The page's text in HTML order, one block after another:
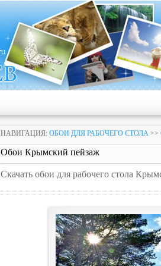
НАВИГАЦИЯ: ОБОИ ДЛЯ РАБОЧЕГО СТОЛА >>
Обои Крымский пейзаж
Скачать обои для рабочего стола